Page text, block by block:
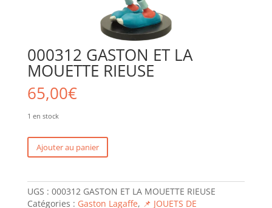
000312 GASTON ET LA
MOUETTE RIEUSE
65,00€
1 en stock
quantité
de
ET
LA
Ajouter au panier
UGS : 000312 GASTON ET LA MOUETTE RIEUSE
Catégories : Gaston Lagaffe, 📌 JOUETS DE